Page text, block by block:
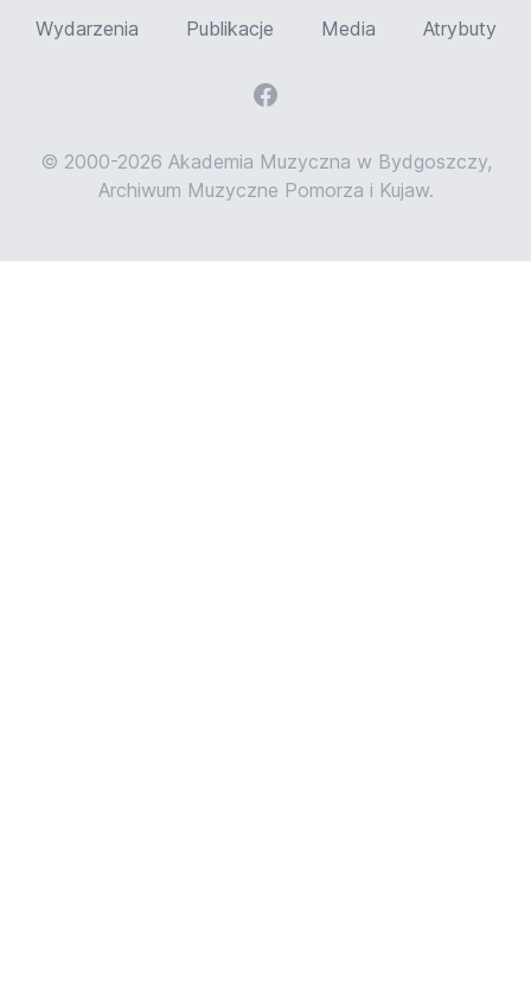
Wydarzenia Publikacje Media Atrybuty
© 2000-2026 Akademia Muzyczna w Bydgoszczy,
Archiwum Muzyczne Pomorza i Kujaw.